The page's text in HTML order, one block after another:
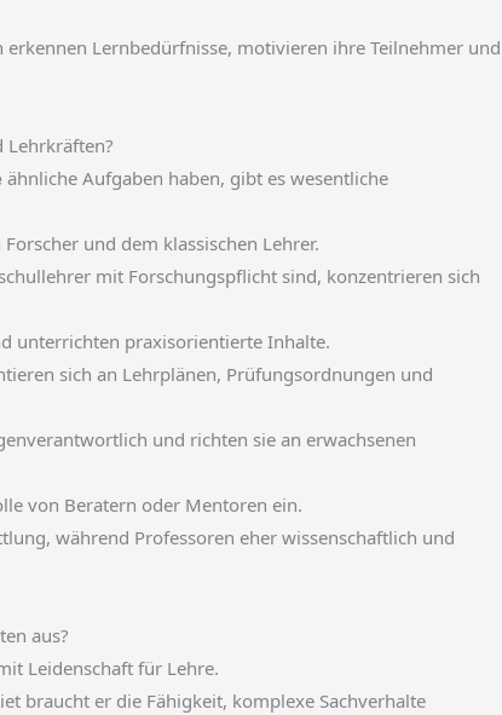
erkennen Lernbedürfnisse, motivieren ihre Teilnehmer und
Lehrkräften?
ähnliche Aufgaben haben, gibt es wesentliche
und dem klassischen Lehrer.
mit Forschungspflicht sind, konzentrieren sich
unterrichten praxisorientierte Inhalte.
sich an Lehrplänen, Prüfungsordnungen und
und richten sie an erwachsenen
von Beratern oder Mentoren ein.
während Professoren eher wissenschaftlich und
aus?
Leidenschaft für Lehre.
braucht er die Fähigkeit, komplexe Sachverhalte